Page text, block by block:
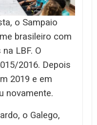
o Sampaio
brasileiro com
LBF. O
2016. Depois
2019 e em
novamente.
o Galego,